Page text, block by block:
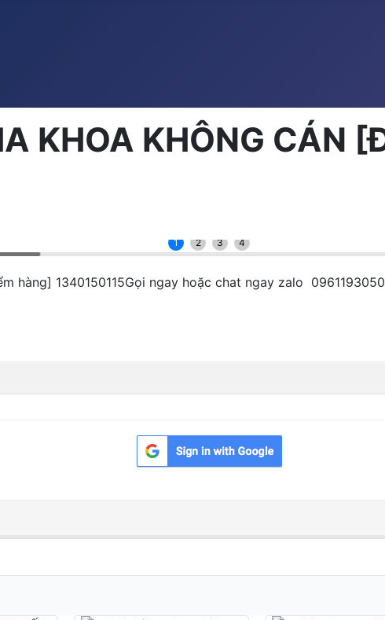
KHOA KHÔNG CÁN
1 2 3 4
hàng] 1340150115Gọi ngay hoặc chat ngay zalo